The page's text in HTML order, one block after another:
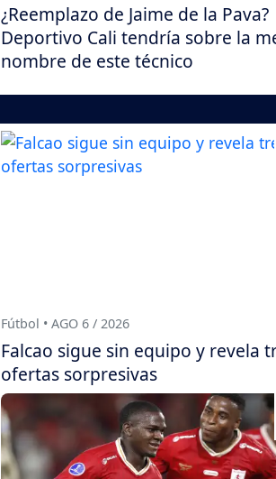
¿Reemplazo de Jaime de la Pava?
Deportivo Cali tendría sobre la
nombre de este técnico
Fútbol • AGO 6 / 2026
Falcao sigue sin equipo y revela
ofertas sorpresivas